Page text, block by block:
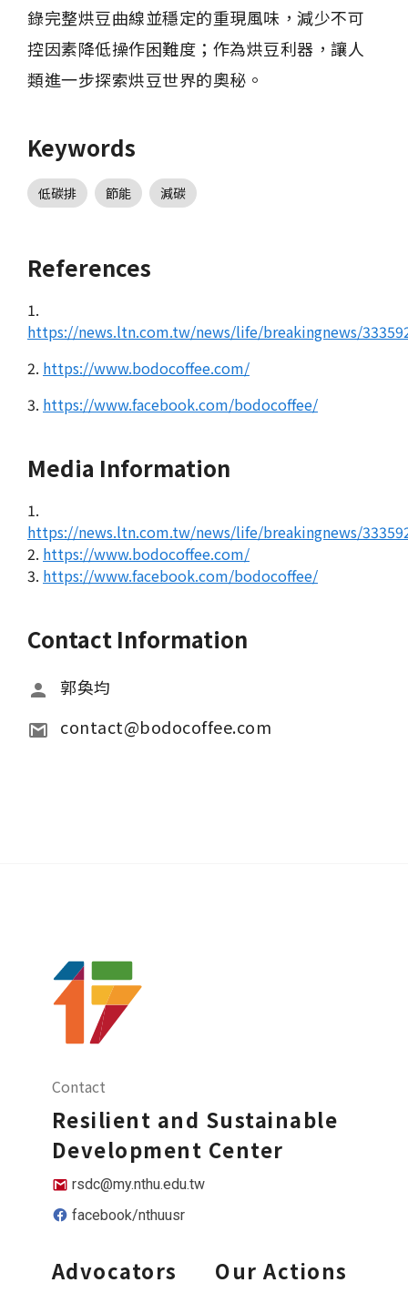
錄完整烘豆曲線並穩定的重現風味，減少不可
控因素降低操作困難度；作為烘豆利器，讓人
類進一步探索烘豆世界的奧秘。
Keywords
低碳排 節能 減碳
References
1.
https://news.ltn.com.tw/news/life/breakingnews/
2. https://www.bodocoffee.com/
3. https://www.facebook.com/bodocoffee/
Media Information
1.
https://news.ltn.com.tw/news/life/breakingnews/
2. https://www.bodocoffee.com/
3. https://www.facebook.com/bodocoffee/
Contact Information
郭奐均
contact@bodocoffee.com
Contact
Resilient and Sustainable
Development Center
rsdc@my.nthu.edu.tw
facebook/nthuusr
Advocators Our Actions